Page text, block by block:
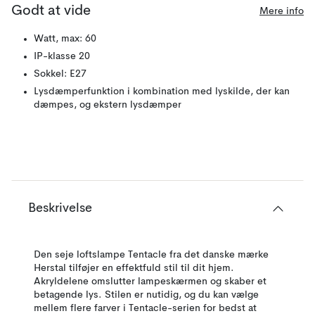
Godt at vide Mere info
Watt, max: 60
IP-klasse 20
Sokkel: E27
Lysdæmperfunktion i kombination med lyskilde, der kan
dæmpes, og ekstern lysdæmper
Beskrivelse
Den seje loftslampe Tentacle fra det danske mærke
Herstal tilføjer en effektfuld stil til dit hjem.
Akryldelene omslutter lampeskærmen og skaber et
betagende lys. Stilen er nutidig, og du kan vælge
mellem flere farver i Tentacle-serien for bedst at